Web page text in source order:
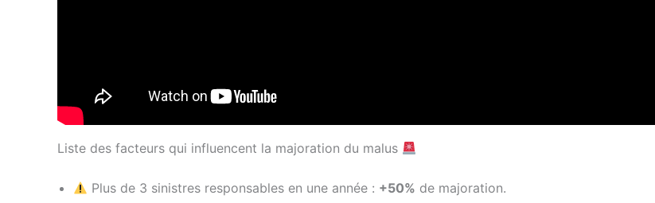
Liste des facteurs qui influencent la majoration du malus
Plus de 3 sinistres responsables en une année : +50% de majoration.